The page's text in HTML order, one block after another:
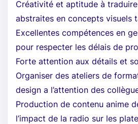
Créativité et aptitude à
abstraites en concepts visuels
Excellentes compétences en
pour respecter les délais de
Forte attention aux détails et
Organiser des ateliers de
design a l’attention des
Production de contenu anime
l’impact de la radio sur les